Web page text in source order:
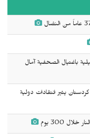
باغتيال الصحفية آمال
يثير انتقادات دولية